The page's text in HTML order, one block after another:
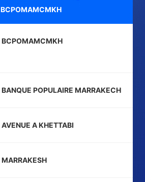
BCPOMAMCMKH
BCPOMAMCMKH
BANQUE POPULAIRE MARRAKECH
AVENUE A KHETTABI
MARRAKESH